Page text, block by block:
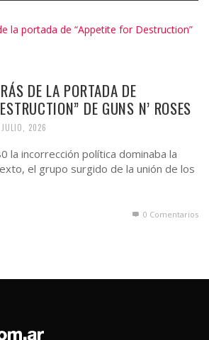
DE LA PORTADA DE
DE GUNS N’ ROSES
JULIO, 2026
la incorrección política dominaba la
el grupo surgido de la unión de los
0 Comentarios